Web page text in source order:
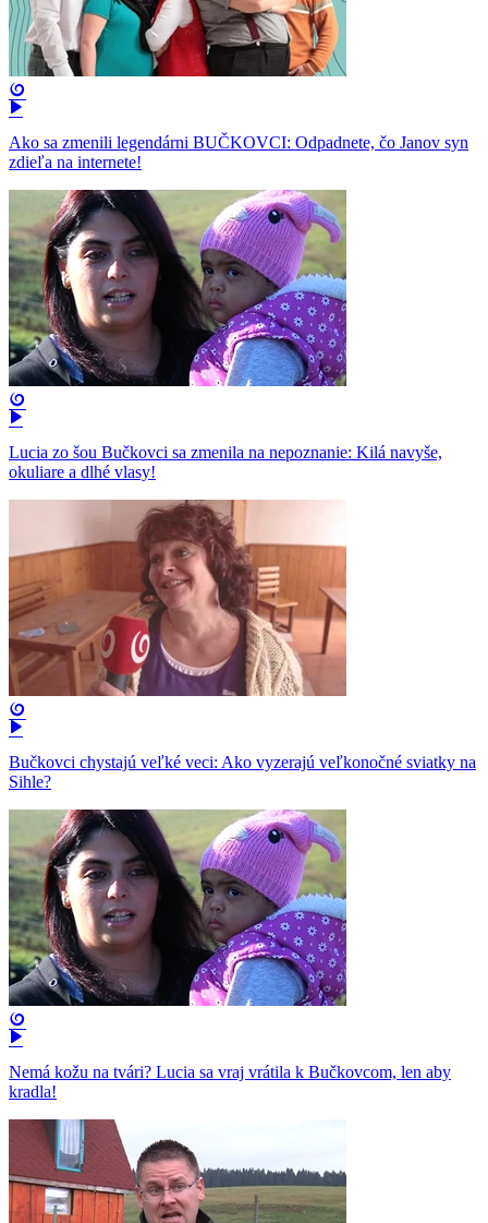
Ako sa zmenili legendárni BUČKOVCI: Odpadnete, čo Janov syn
zdieľa na internete!
Lucia zo šou Bučkovci sa zmenila na nepoznanie: Kilá navyše,
okuliare a dlhé vlasy!
Bučkovci chystajú veľké veci: Ako vyzerajú veľkonočné sviatky na
Sihle?
Nemá kožu na tvári? Lucia sa vraj vrátila k Bučkovcom, len aby
kradla!